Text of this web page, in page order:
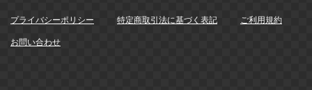
プライバシーポリシー 特定商取引法に基づく表記 ご利用規約
お問い合わせ